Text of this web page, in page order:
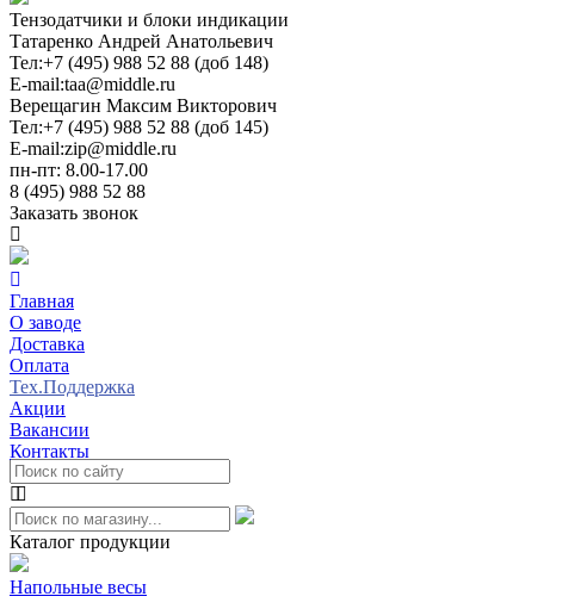
Тензодатчики и блоки индикации
Татаренко Андрей Анатольевич
Тел:+7 (495) 988 52 88 (доб 148)
E-mail:taa@middle.ru
Верещагин Максим Викторович
Тел:+7 (495) 988 52 88 (доб 145)
E-mail:zip@middle.ru
пн-пт: 8.00-17.00
8 (495) 988 52 88
Заказать звонок
Главная
О заводе
Доставка
Оплата
Тех.Поддержка
Акции
Вакансии
Контакты
Каталог продукции
Напольные весы